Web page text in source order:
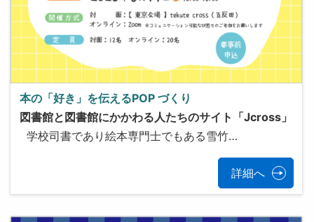
本の「好き」を伝えるPOP づくり
図書館と図書館にかかわる人たちのサイト「Jcross」
学校司書であり絵本専門士でもある雪竹…
詳細へ